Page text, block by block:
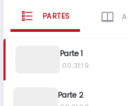
PARTES
Parte 1
00:31:19
Parte 2